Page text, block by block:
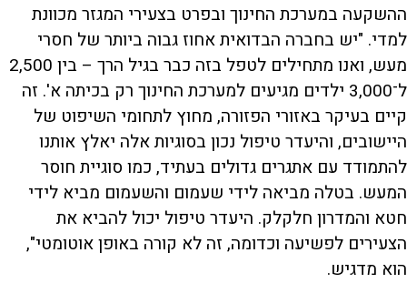
ההשקעה במערכת החינוך ובפרט בצעירי המגזר מכוונת
למדי. "יש בחברה הבדואית אחוז גבוה ביותר של חסרי
מעש, ואנו מתחילים לטפל בזה כבר בגיל הרך – בין 2,500
ל־3,000 ילדים מגיעים למערכת החינוך רק בכיתה א'. זה
קיים בעיקר באזורי הפזורה, מחוץ לתחומי השיפוט של
היישובים, והיעדר טיפול נכון בסוגיות אלה יאלץ אותנו
להתמודד עם אתגרים גדולים בעתיד, כמו סוגיית חוסר
המעש. בטלה מביאה לידי שעמום והשעמום מביא לידי
חטא והמדרון חלקלק. היעדר טיפול יכול להביא את
הצעירים לפשיעה וכדומה, זה לא קורה באופן אוטומטי",
הוא מדגיש.